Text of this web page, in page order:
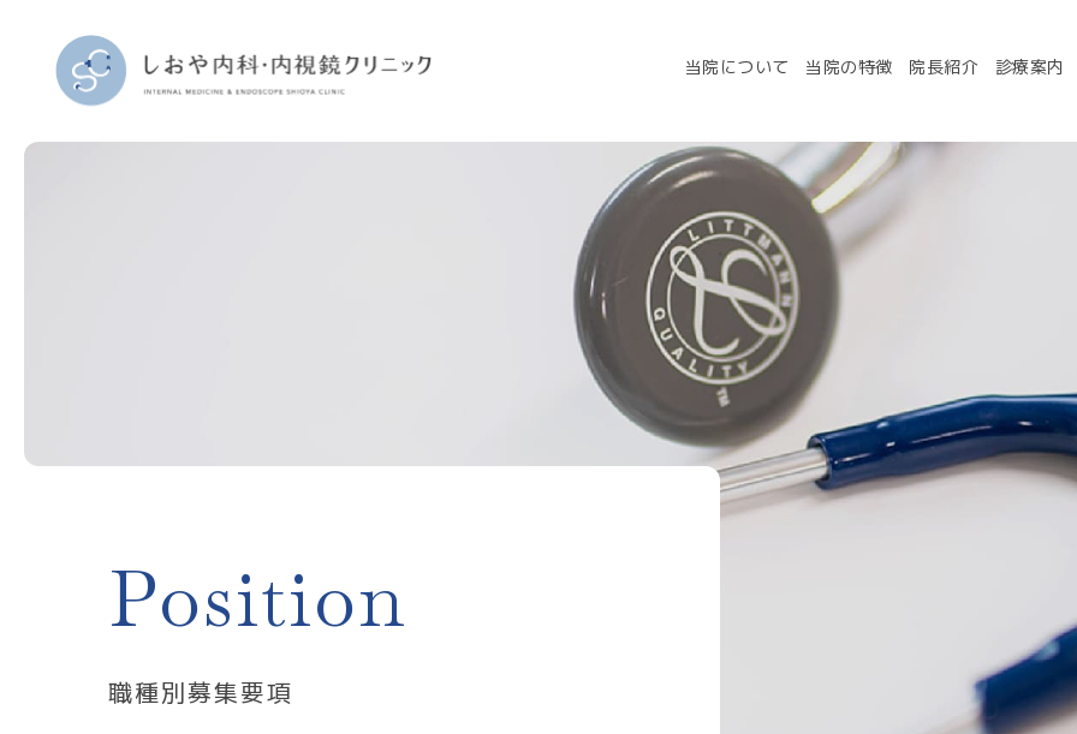
当院について 当院の特徴 院長紹介 診療案内
当院の特徴
お知らせ
Position
職種別募集要項